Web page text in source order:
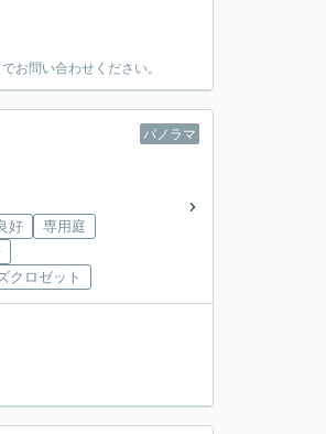
問い合わせください。
パノラマ
好
専用庭
クロゼット